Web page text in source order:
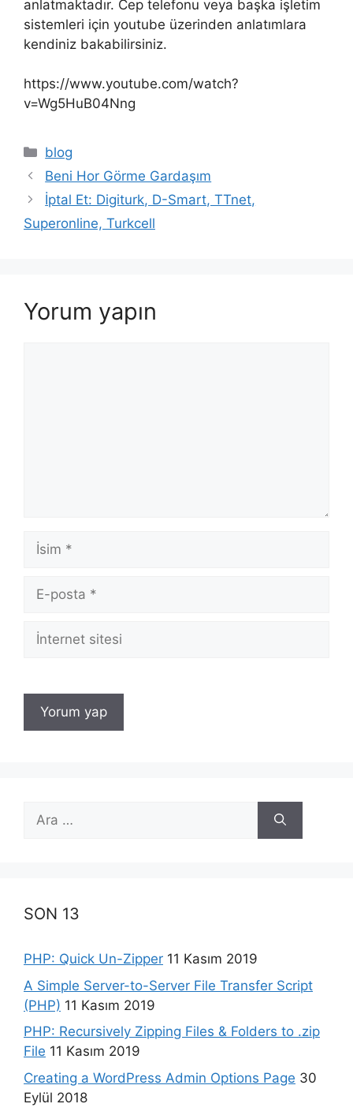
anlatmaktadır. Cep telefonu veya başka işletim
sistemleri için youtube üzerinden anlatımlara
kendiniz bakabilirsiniz.
https://www.youtube.com/watch?
v=Wg5HuB04Nng
Kategoriler
blog
Beni Hor Görme Gardaşım
İptal Et: Digiturk, D-Smart, TTnet,
Superonline, Turkcell
Yorum yapın
İsim
posta
İnternet
için
SON 13
PHP: Quick Un-Zipper 11 Kasım 2019
A Simple Server-to-Server File Transfer Script
(PHP) 11 Kasım 2019
PHP: Recursively Zipping Files & Folders to .zip
File 11 Kasım 2019
Creating a WordPress Admin Options Page 30
Eylül 2018